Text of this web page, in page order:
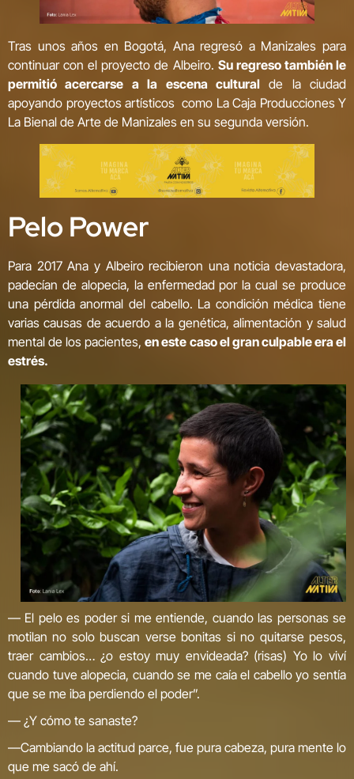
Tras unos años en Bogotá, Ana regresó a Manizales para
continuar con el proyecto de Albeiro. Su regreso también le
permitió acercarse a la escena culturalde la ciudad
apoyando proyectos artísticos como La Caja Producciones Y
La Bienal de Arte de Manizales en su segunda versión.
Pelo Power
Para 2017 Ana y Albeiro recibieron una noticia devastadora,
padecían de alopecia, la enfermedad por la cual se produce
una pérdida anormal del cabello. La condición médica tiene
varias causas de acuerdo a la genética, alimentación y salud
mental de los pacientes,en este caso el gran culpable era el
estrés.
— El pelo es poder si me entiende, cuando las personas se
motilan no solo buscan verse bonitas si no quitarse pesos,
traer cambios… ¿o estoy muy envideada? (risas) Yo lo viví
cuando tuve alopecia, cuando se me caía el cabello yo sentía
que se me iba perdiendo el poder”.
— ¿Y cómo te sanaste?
—Cambiando la actitud parce, fue pura cabeza, pura mente lo
que me sacó de ahí.